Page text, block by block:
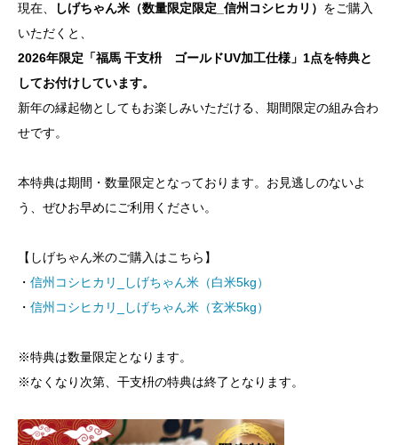
現在、 しげちゃん米（数量限定限定_信州コシヒカリ） をご購入
いただくと、
2026年限定「福馬 干支枡 ゴールドUV加工仕様」1点を特典と
してお付けしています。
新年の縁起物としてもお楽しみいただける、期間限定の組み合わ
せです。
本特典は期間・数量限定となっております。お見逃しのないよ
う、ぜひお早めにご利用ください。
【しげちゃん米のご購入はこちら】
・ 信州コシヒカリ_しげちゃん米（白米5kg）
・ 信州コシヒカリ_しげちゃん米（玄米5kg）
※特典は数量限定となります。
※なくなり次第、干支枡の特典は終了となります。